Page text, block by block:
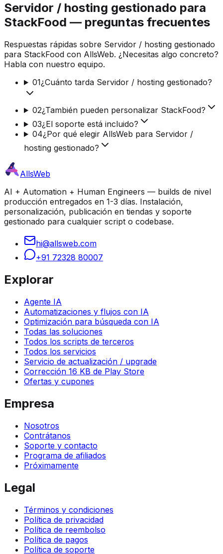
Servidor / hosting gestionado para
StackFood — preguntas frecuentes
Respuestas rápidas sobre Servidor / hosting gestionado
para StackFood con AllsWeb. ¿Necesitas algo concreto?
Habla con nuestro equipo.
01¿Cuánto tarda Servidor / hosting gestionado?
02¿También pueden personalizar StackFood?
03¿El soporte está incluido?
04¿Por qué elegir AllsWeb para Servidor /
hosting gestionado?
AllsWeb
AI + Automation + Human Engineers — builds de nivel
producción entregados en 1-3 días. Instalación,
personalización, publicación en tiendas y soporte
gestionado para cualquier script o codebase.
hi@allsweb.com
+91 72328 80007
Explorar
Agente IA
Automatizaciones y flujos con IA
Optimización para búsqueda con IA
Todas las soluciones
Todos los scripts de terceros
Todos los servicios
Servicio de actualización / upgrade
Corrección 16 KB de Play Store
Ofertas y cupones
Empresa
Nosotros
Contrátanos
Soporte y contacto
Programa de afiliados
Próximamente
Legal
Términos y condiciones
Política de privacidad
Política de reembolso
Política de pagos
Política de soporte